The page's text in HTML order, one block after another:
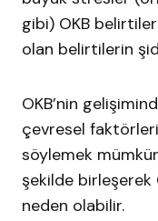
gibi) OKB
olan belirtilerin
OKB’nin
çevresel
söylemek
şekilde birleşerek
neden olabilir.